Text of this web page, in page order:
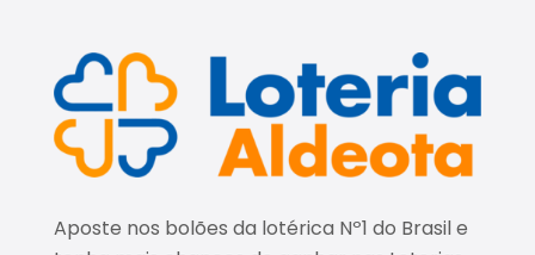
Aposte nos bolões da lotérica Nº1 do Brasil e